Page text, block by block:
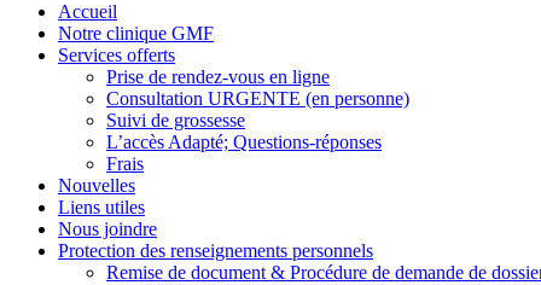
Accueil
Notre clinique GMF
Services offerts
Prise de rendez-vous en ligne
Consultation URGENTE (en personne)
Suivi de grossesse
L’accès Adapté; Questions-réponses
Frais
Nouvelles
Liens utiles
Nous joindre
Protection des renseignements personnels
Remise de document & Procédure de demande de